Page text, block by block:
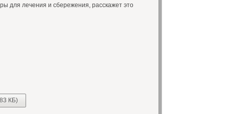
для лечения и сбережения, расскажет это
КБ)